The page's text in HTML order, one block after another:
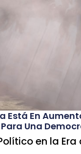
Está En
Una
en la